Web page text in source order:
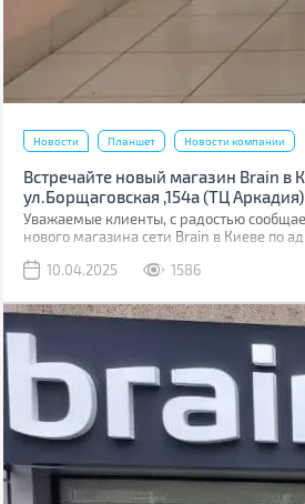
Новости Планшет Новости компании
Встречайте новый магазин Brain в
ул.Борщаговская ,154а (ТЦ Аркадия)
Уважаемые клиенты, с радостью
нового магазина сети Brain в Киеве по
10.04.2025
1586